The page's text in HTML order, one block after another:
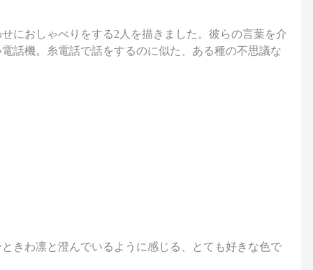
におしゃべりをする2人を描きました。彼らの言葉を介
話機。糸電話で話をするのに似た、ある種の不思議な
きわ凛と澄んでいるように感じる、とても好きな色で